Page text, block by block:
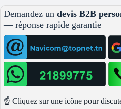
Demandez un devis B2B
— réponse rapide garantie
☝️ Cliquez sur une icône pour